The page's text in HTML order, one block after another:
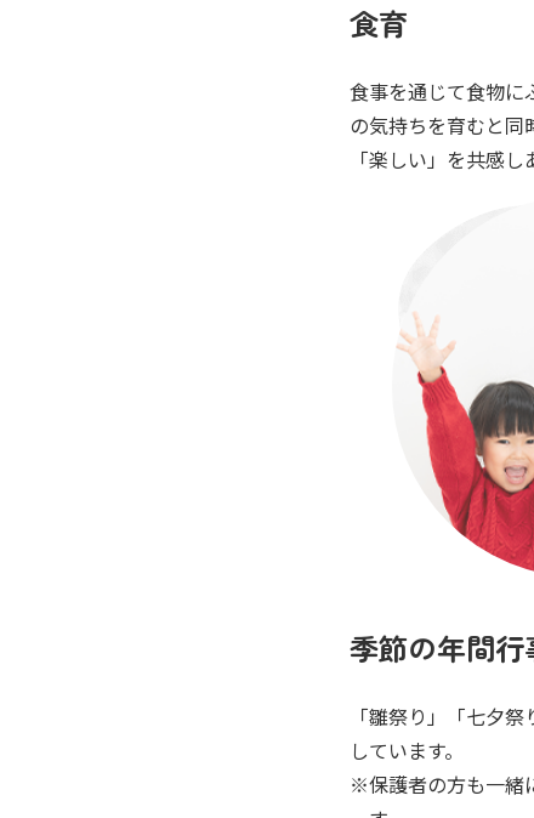
食育
食事を通じて食物に
の気持ちを育むと同
「楽しい」を共感し
季節の年間行
「雛祭り」「七夕
しています。
保護者の方も一緒